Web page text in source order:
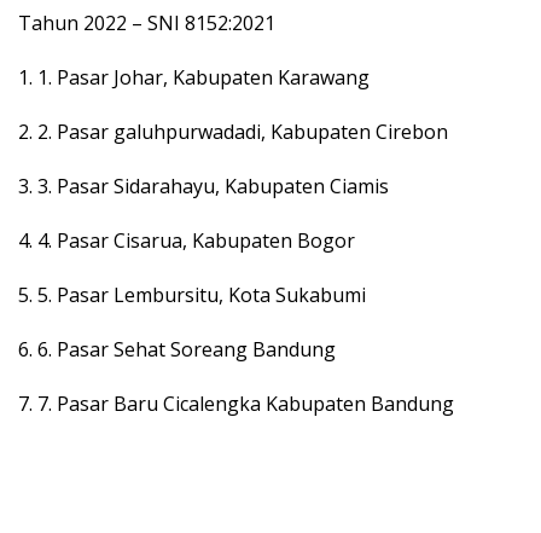
Tahun 2022 – SNI 8152:2021
1. 1. Pasar Johar, Kabupaten Karawang
2. 2. Pasar galuhpurwadadi, Kabupaten Cirebon
3. 3. Pasar Sidarahayu, Kabupaten Ciamis
4. 4. Pasar Cisarua, Kabupaten Bogor
5. 5. Pasar Lembursitu, Kota Sukabumi
6. 6. Pasar Sehat Soreang Bandung
7. 7. Pasar Baru Cicalengka Kabupaten Bandung